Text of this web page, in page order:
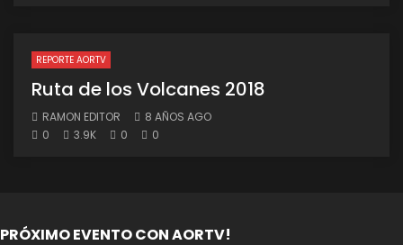
REPORTE AORTV
Ruta de los Volcanes 2018
RAMON EDITOR
8 AÑOS AGO
0
3.9K 0 0
PRÓXIMO EVENTO CON AORTV!